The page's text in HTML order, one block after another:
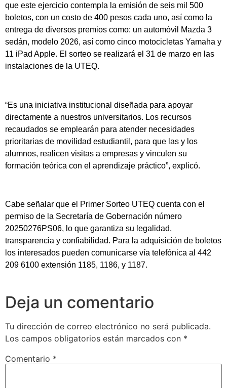
que este ejercicio contempla la emisión de seis mil 500
boletos, con un costo de 400 pesos cada uno, así como la
entrega de diversos premios como: un automóvil Mazda 3
sedán, modelo 2026, así como cinco motocicletas Yamaha y
11 iPad Apple. El sorteo se realizará el 31 de marzo en las
instalaciones de la UTEQ.
“Es una iniciativa institucional diseñada para apoyar
directamente a nuestros universitarios. Los recursos
recaudados se emplearán para atender necesidades
prioritarias de movilidad estudiantil, para que las y los
alumnos, realicen visitas a empresas y vinculen su
formación teórica con el aprendizaje práctico”, explicó.
Cabe señalar que el Primer Sorteo UTEQ cuenta con el
permiso de la Secretaría de Gobernación número
20250276PS06, lo que garantiza su legalidad,
transparencia y confiabilidad. Para la adquisición de boletos
los interesados pueden comunicarse vía telefónica al 442
209 6100 extensión 1185, 1186, y 1187.
Deja un comentario
Tu dirección de correo electrónico no será publicada.
Los campos obligatorios están marcados con *
Comentario *